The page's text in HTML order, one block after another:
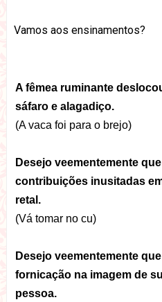
Vamos aos ensinamentos?
A fêmea ruminante
sáfaro e alagadiço.
(A vaca foi para o brejo)
Desejo veementemente
contribuições inusitadas
retal.
(Vá tomar no cu)
Desejo veementemente
fornicação na imagem de
pessoa.